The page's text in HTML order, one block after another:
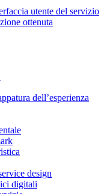
utente del servizio
ottenuta
dell’esperienza
design
digitali